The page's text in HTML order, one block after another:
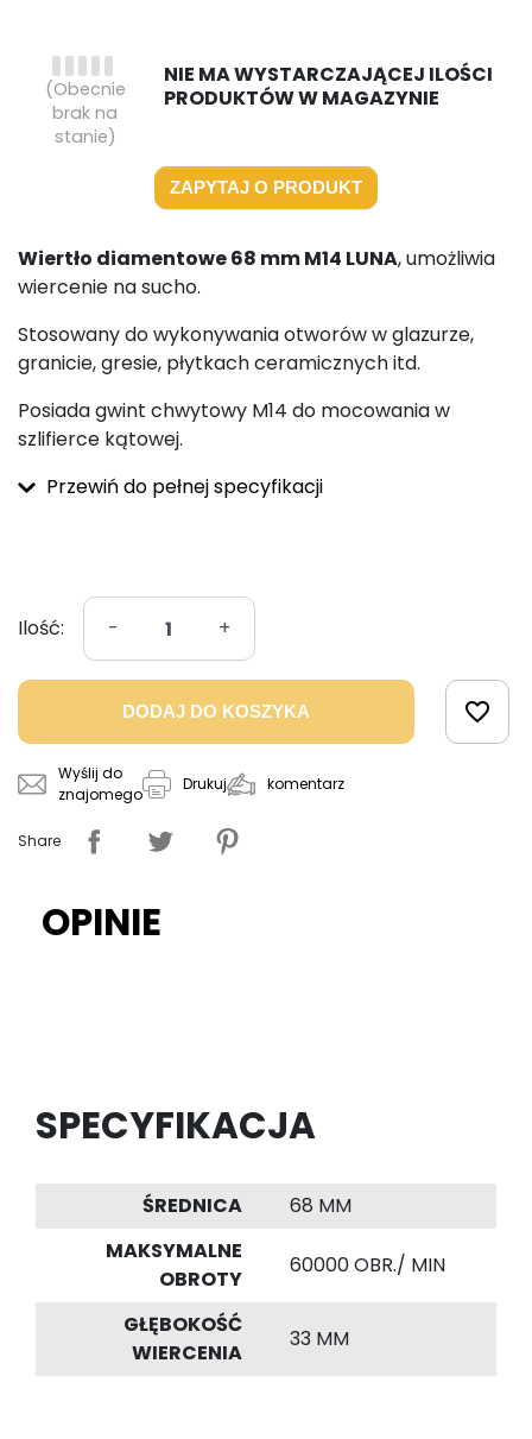
NIE MA WYSTARCZAJĄCEJ ILOŚCI
PRODUKTÓW W MAGAZYNIE
(Obecnie
brak na
stanie)
ZAPYTAJ O PRODUKT
Wiertło diamentowe 68 mm M14 LUNA, umożliwia
wiercenie na sucho.
Stosowany do wykonywania otworów w glazurze,
granicie, gresie, płytkach ceramicznych itd.
Posiada gwint chwytowy M14 do mocowania w
szlifierce kątowej.
Przewiń do pełnej specyfikacji
Ilość: - +
DODAJ DO KOSZYKA favorite_border
Wyślij do
znajomego
Drukuj komentarz
Share
OPINIE
SPECYFIKACJA
ŚREDNICA
68 MM
MAKSYMALNE
OBROTY
60000 OBR./ MIN
GŁĘBOKOŚĆ
WIERCENIA
33 MM